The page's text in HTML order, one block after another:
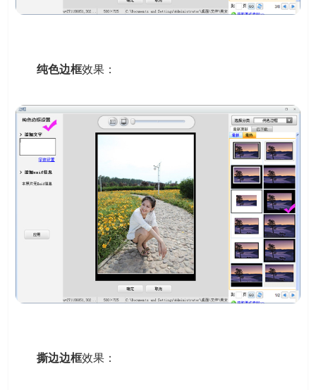
纯色边框效果：
撕边边框效果：